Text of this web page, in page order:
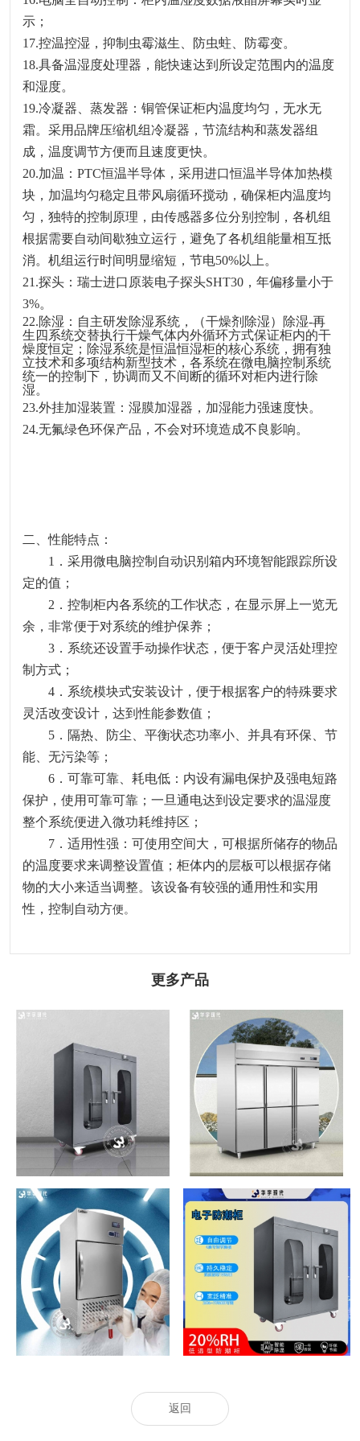
示；
17.控温控湿，抑制虫霉滋生、防虫蛀、防霉变。
18.具备温湿度处理器，能快速达到所设定范围内的温度
和湿度。
19.冷凝器、蒸发器：铜管保证柜内温度均匀，无水无
霜。采用品牌压缩机组冷凝器，节流结构和蒸发器组
成，温度调节方便而且速度更快。
20.加温：PTC恒温半导体，采用进口恒温半导体加热模
块，加温均匀稳定且带风扇循环搅动，确保柜内温度均
匀，独特的控制原理，由传感器多位分别控制，各机组
根据需要自动间歇独立运行，避免了各机组能量相互抵
消。机组运行时间明显缩短，节电50%以上。
21.探头：瑞士进口原装电子探头SHT30 ，年偏移量小于
3%。
22.除湿：自主研发除湿系统，
（干燥剂除湿）除湿-再
生四系统交替执行干燥气体内外循环方式保证柜内的干
燥度恒定；除湿系统是恒温恒湿柜的核心系统，拥有独
立技术和多项结构新型技术，各系统在微电脑控制系统
统一的控制下，协调而又不间断的循环对柜内进行除
湿。
23.外挂加湿装置：湿膜加湿器，加湿能力强速度快。
24.无氟绿色环保产品，不会对环境造成不良影响。
二、性能特点：
1．采用微电脑控制自动识别箱内环境智能跟踪所设
定的值；
2．控制柜内各系统的工作状态，在显示屏上一览无
余，非常便于对系统的维护保养；
3．系统还设置手动操作状态，便于客户灵活处理控
制方式；
4．系统模块式安装设计，便于根据客户的特殊要求
灵活改变设计，达到性能参数值；
5．隔热、防尘、平衡状态功率小、并具有环保、节
能、无污染等；
6．可靠可靠、耗电低：内设有漏电保护及强电短路
保护，使用可靠可靠；一旦通电达到设定要求的温湿度
整个系统便进入微功耗维持区；
7．适用性强：可使用空间大，可根据所储存的物品
的温度要求来调整设置值；柜体内的层板可以根据存储
物的大小来适当调整。该设备有较强的通用性和实用
性，控制自动方便。
更多产品
防静电防潮箱-400L
恒温恒湿试剂柜 镜头防潮柜
返回